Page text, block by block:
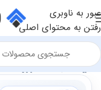
عبور به ناوبری
رفتن به محتوای اصلی
فروشگاه سخت افزار و قطعات